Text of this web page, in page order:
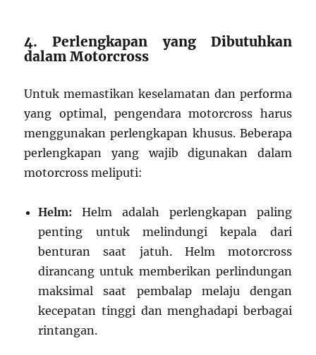
4. Perlengkapan yang Dibutuhkan
dalam Motorcross
Untuk memastikan keselamatan dan performa
yang optimal, pengendara motorcross harus
menggunakan perlengkapan khusus. Beberapa
perlengkapan yang wajib digunakan dalam
motorcross meliputi:
Helm: Helm adalah perlengkapan paling
penting untuk melindungi kepala dari
benturan saat jatuh. Helm motorcross
dirancang untuk memberikan perlindungan
maksimal saat pembalap melaju dengan
kecepatan tinggi dan menghadapi berbagai
rintangan.